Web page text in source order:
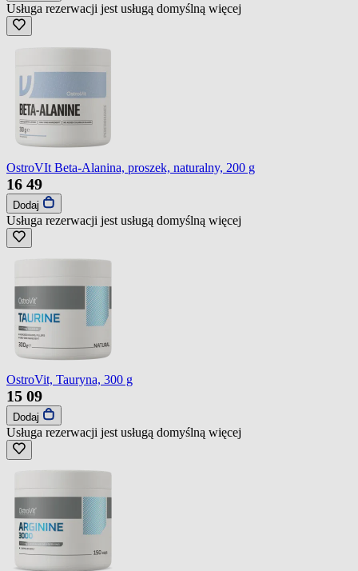
Usługa rezerwacji jest usługą domyślną więcej
OstroVIt Beta-Alanina, proszek, naturalny, 200 g
16 49
Dodaj
Usługa rezerwacji jest usługą domyślną więcej
OstroVit, Tauryna, 300 g
15 09
Dodaj
Usługa rezerwacji jest usługą domyślną więcej